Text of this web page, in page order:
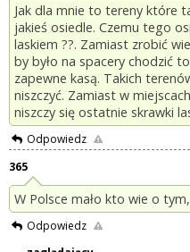
Jak dla mnie to tereny które
jakieś osiedle. Czemu tego
laskiem ??. Zamiast zrobić
by było na spacery chodzić
zapewne kasą. Takich
niszczyć. Zamiast w
niszczy się ostatnie skrawki
Odpowiedz
365
W Polsce mało kto wie o
Odpowiedz